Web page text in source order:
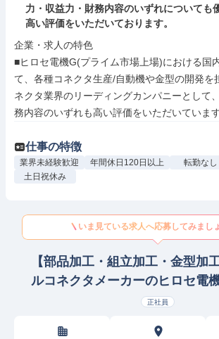
力・収益力・財務内容のいずれについても
高い評価をいただいております。
企業・求人の特色
■ヒロセ電機G(プライム市場上場)における国
て、各種コネクタ生産/自動機や金型の開発を
ネクタ業界のリーディングカンパニーとして
務内容のいずれも高い評価をいただいています
仕事の特徴
業界未経験歓迎 年間休日120日以上 転勤なし
土日祝休み
いま見ている求人へ応募してみまし
【部品加工・組立加工・金型加
ルコネクタメーカーのヒロセ電
技術
正社員